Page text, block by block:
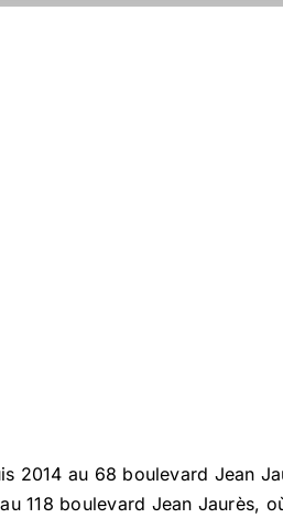
2014 au 68 boulevard Jean
118 boulevard Jean Jaurès,